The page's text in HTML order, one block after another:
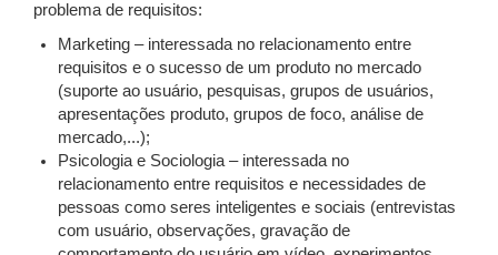
problema de requisitos:
Marketing – interessada no relacionamento entre
requisitos e o sucesso de um produto no mercado
(suporte ao usuário, pesquisas, grupos de usuários,
apresentações produto, grupos de foco, análise de
mercado,...);
Psicologia e Sociologia – interessada no
relacionamento entre requisitos e necessidades de
pessoas como seres inteligentes e sociais (entrevistas
com usuário, observações, gravação de